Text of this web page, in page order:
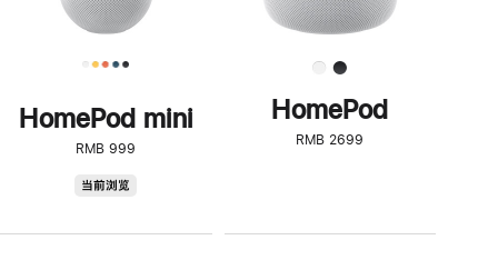
HomePod mini
RMB 999
当前浏览
HomePod
RMB 2699